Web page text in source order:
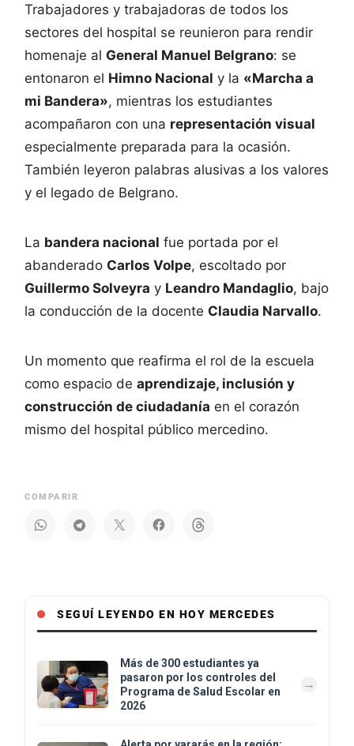
Trabajadores y trabajadoras de todos los
sectores del hospital se reunieron para rendir
homenaje al General Manuel Belgrano: se
entonaron el Himno Nacional y la «Marcha a
mi Bandera», mientras los estudiantes
acompañaron con una representación visual
especialmente preparada para la ocasión.
También leyeron palabras alusivas a los valores
y el legado de Belgrano.
La bandera nacional fue portada por el
abanderado Carlos Volpe, escoltado por
Guillermo Solveyra y Leandro Mandaglio, bajo
la conducción de la docente Claudia Narvallo.
Un momento que reafirma el rol de la escuela
como espacio de aprendizaje, inclusión y
construcción de ciudadanía en el corazón
mismo del hospital público mercedino.
COMPARIR
SEGUÍ LEYENDO EN HOY MERCEDES
Más de 300 estudiantes ya
pasaron por los controles del
Programa de Salud Escolar en
2026